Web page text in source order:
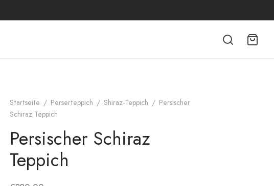
Startseite / Perserteppich / Shiraz-Teppich / Persischer
Schiraz Teppich
Persischer Schiraz
Teppich